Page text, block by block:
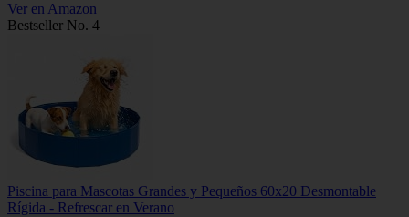
Ver en Amazon
Bestseller No. 4
Piscina para Mascotas Grandes y Pequeños 60x20 Desmontable
Rígida - Refrescar en Verano